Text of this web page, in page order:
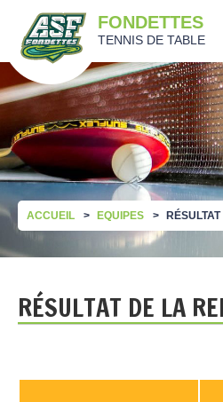
FONDETTES
TENNIS DE TABLE
ACCUEIL EQUIPES
RÉSULTAT DE LA